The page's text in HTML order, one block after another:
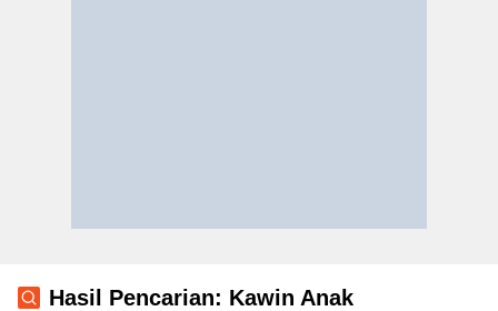
Hasil Pencarian: Kawin Anak